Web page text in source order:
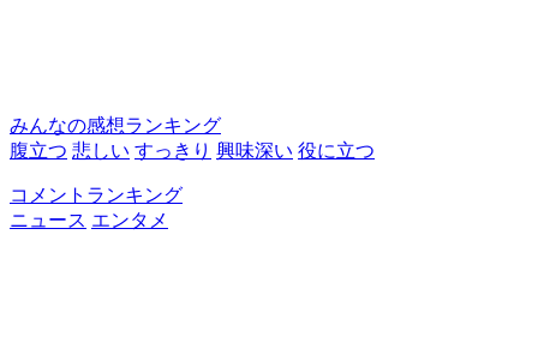
みんなの感想ランキング
腹立つ 悲しい すっきり 興味深い 役に立つ
コメントランキング
ニュース エンタメ